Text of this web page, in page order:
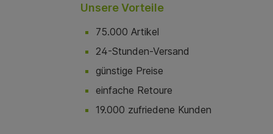
Unsere Vorteile
75.000 Artikel
24-Stunden-Versand
günstige Preise
einfache Retoure
19.000 zufriedene Kunden